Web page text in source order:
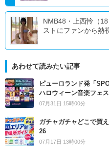
NMB48・上西怜（
ストにファンから熱
あわせて読みたい記事
ピューロランド発「
ハロウィーン音楽フェ
07月31日 15時00分
ガチャガチャどこで買
26
07月17日 13時00分